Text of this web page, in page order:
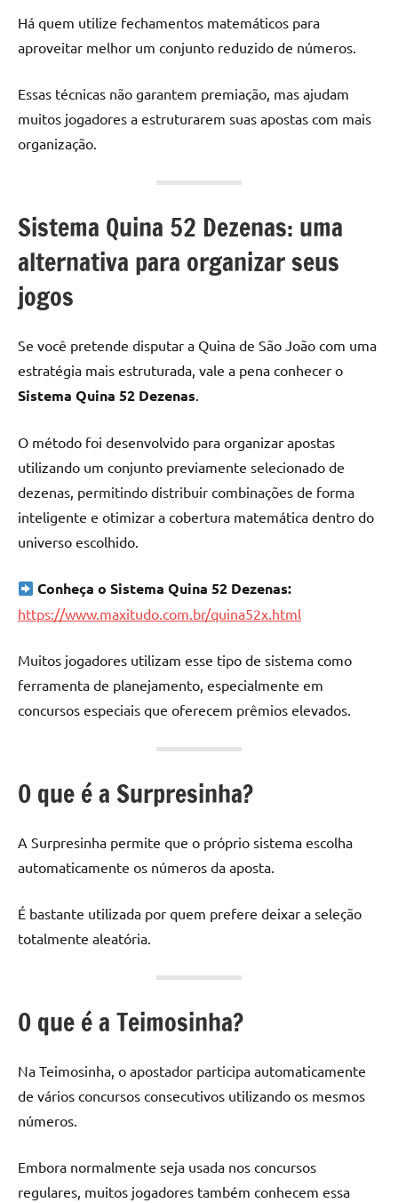
Há quem utilize fechamentos matemáticos para
aproveitar melhor um conjunto reduzido de números.
Essas técnicas não garantem premiação, mas ajudam
muitos jogadores a estruturarem suas apostas com mais
organização.
Sistema Quina 52 Dezenas: uma
alternativa para organizar seus
jogos
Se você pretende disputar a Quina de São João com uma
estratégia mais estruturada, vale a pena conhecer o
Sistema Quina 52 Dezenas.
O método foi desenvolvido para organizar apostas
utilizando um conjunto previamente selecionado de
dezenas, permitindo distribuir combinações de forma
inteligente e otimizar a cobertura matemática dentro do
universo escolhido.
Conheça o Sistema Quina 52 Dezenas:
https://www.maxitudo.com.br/quina52x.html
Muitos jogadores utilizam esse tipo de sistema como
ferramenta de planejamento, especialmente em
concursos especiais que oferecem prêmios elevados.
O que é a Surpresinha?
A Surpresinha permite que o próprio sistema escolha
automaticamente os números da aposta.
É bastante utilizada por quem prefere deixar a seleção
totalmente aleatória.
O que é a Teimosinha?
Na Teimosinha, o apostador participa automaticamente
de vários concursos consecutivos utilizando os mesmos
números.
Embora normalmente seja usada nos concursos
regulares, muitos jogadores também conhecem essa